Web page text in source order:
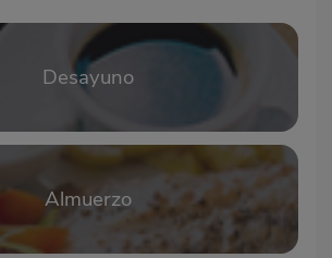
Desayuno
Almuerzo